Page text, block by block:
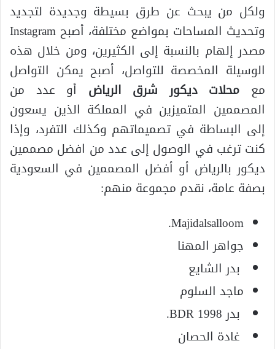
ولكل من يبحث عن طرق بسيطة وجديدة لتجديد
وتحديث المساحات بمواضع مختلفة، أصبح Instagram
مصدر إلهام بالنسبة إلى الكثيرين، ومن خلال هذه
الوسيلة المخصصة للتواصل، أصبح يمكن التواصل
مع محلات ديكور شرق الرياض أو عدد من
المصممين المتميزين في المملكة الذين يسعون
إلى البساطة في تصميماتهم وكذلك التفرد، وإذا
كنت ترغب في الوصول إلى عدد من افضل مصممين
ديكور بالرياض أو أفضل المصممين في السعودية
بصفة عامة، نقدم مجموعة منهم:
Majidalsalloom.
جواهر المهنا
بدر الشايع
ماجد السلوم
بدر BDR 1998.
غادة الحصان